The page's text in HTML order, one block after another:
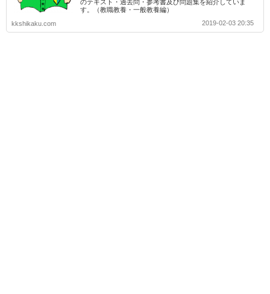
のテキスト・過去問・参考書及び問題集を紹介していま
す。（教職教養・一般教養編）
kkshikaku.com
2019-02-03 20:35